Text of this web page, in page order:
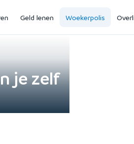
Geld lenen Woekerpolis
je zelf